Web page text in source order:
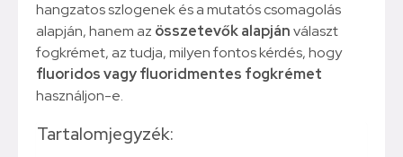
hangzatos szlogenek és a mutatós csomagolás
alapján, hanem az összetevők alapjánválaszt
fogkrémet, az tudja, milyen fontos kérdés, hogy
fluoridos vagy fluoridmentes fogkrémet
használjon-e.
Tartalomjegyzék: